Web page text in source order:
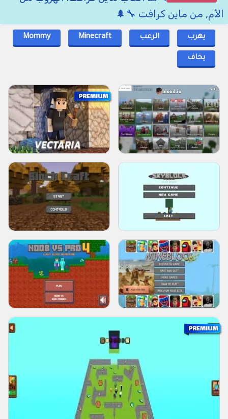
الأم, من ماين كرافت 🔧🌲
يهرب الرعب Minecraft
Mommy
يخاف